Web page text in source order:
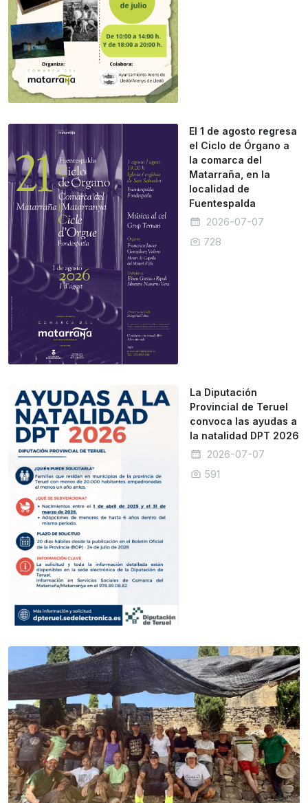
El 1 de agosto regresa
el Ciclo de Órgano a
la comarca del
Matarraña, en la
localidad de
Fuentespalda
2026-07-07
728
La Diputación
Provincial de Teruel
convoca las ayudas a
la natalidad DPT 2026
2026-07-07
591